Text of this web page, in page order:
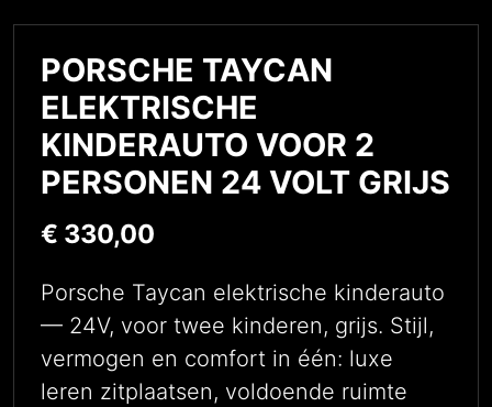
PORSCHE TAYCAN
ELEKTRISCHE
KINDERAUTO VOOR 2
PERSONEN 24 VOLT GRIJS
€ 330,00
Porsche Taycan elektrische kinderauto
— 24V, voor twee kinderen, grijs. Stijl,
vermogen en comfort in één: luxe
leren zitplaatsen, voldoende ruimte